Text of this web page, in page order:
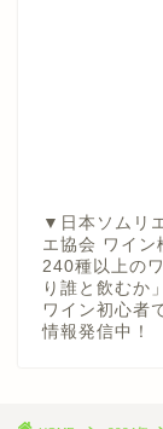
▼日本ソムリ
エ協会 ワイ
240種以上の
り誰と飲むか
ワイン初心者
情報発信中！